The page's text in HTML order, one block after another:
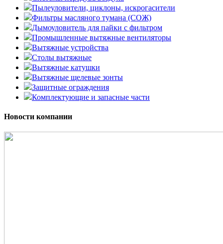
Пылеуловители, циклоны, искрогасители
Фильтры масляного тумана (СОЖ)
Дымоуловитель для пайки с фильтром
Промышленные вытяжные вентиляторы
Вытяжные устройства
Столы вытяжные
Вытяжные катушки
Вытяжные щелевые зонты
Защитные ограждения
Комплектующие и запасные части
Новости компании